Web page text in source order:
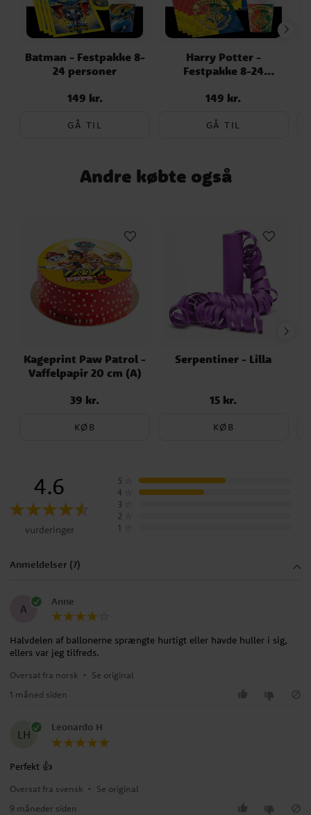
Batman - Festpakke 8-
24 personer
Pris:149 kr.
149 kr.
GÅ TIL
Harry Potter -
Festpakke 8-24
Pris:149 kr.
149 kr.
GÅ TIL
Andre købte også
Kageprint Paw Patrol -
Vaffelpapir 20 cm (A)
Pris: 39 kr.
39 kr.
KØB
Serpentiner - Lilla
Pris: 15 kr.
15 kr.
KØB
4.6
vurderinger
5
4
3
2
1
Anmeldelser (7)
A
Anne
Halvdelen af ballonerne sprængte hurtigt eller havde huller i sig,
ellers var jeg tilfreds.
Oversat fra norsk •
Se original
1 måned siden
LH
Leonardo H
Perfekt 👍
Oversat fra svensk •
Se original
9 måneder siden